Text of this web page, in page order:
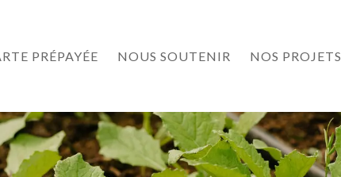
PRÉPAYÉE NOUS SOUTENIR NOS PROJETS